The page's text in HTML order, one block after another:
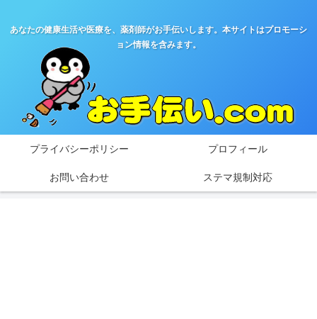
あなたの健康生活や医療を、薬剤師がお手伝いします。本サイトはプロモーシ
ョン情報を含みます。
プライバシーポリシー プロフィール
お問い合わせ ステマ規制対応